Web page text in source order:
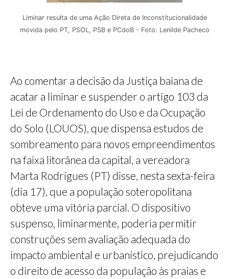
Liminar resulta de uma Ação Direta de Inconstitucionalidade
movida pelo PT, PSOL, PSB e PCdoB - Foto: Lenilde Pacheco
Ao comentar a decisão da Justiça baiana de
acatar a liminar e suspender o artigo 103 da
Lei de Ordenamento do Uso e da Ocupação
do Solo (LOUOS), que dispensa estudos de
sombreamento para novos empreendimentos
na faixa litorânea da capital, a vereadora
Marta Rodrigues (PT) disse, nesta sexta-feira
(dia 17), que a população soteropolitana
obteve uma vitória parcial. O dispositivo
suspenso, liminarmente, poderia permitir
construções sem avaliação adequada do
impacto ambiental e urbanístico, prejudicando
o direito de acesso da população às praias e